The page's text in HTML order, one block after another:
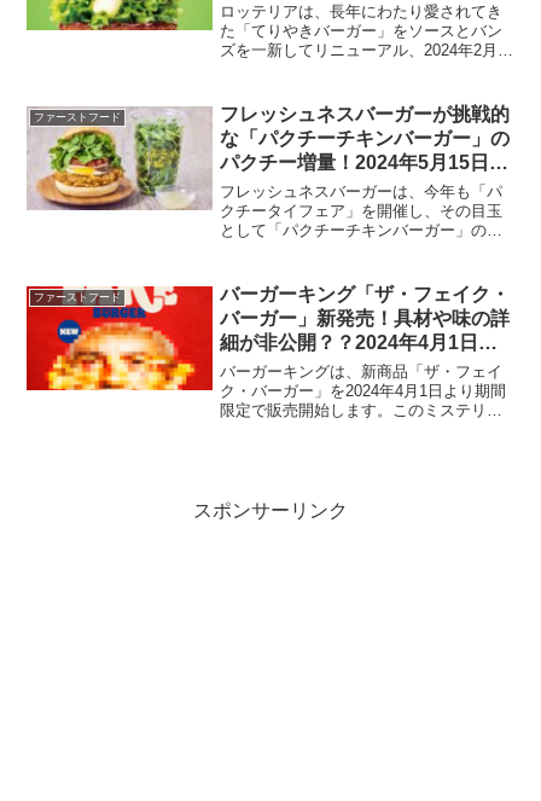
ロッテリアは、長年にわたり愛されてき
た「てりやきバーガー」をソースとバン
ズを一新してリニューアル、2024年2月
るよう、味わい深いソースと食感にこだ
わったバンズで新たな...
ファーストフード
フレッシュネスバーガーが挑戦的
な「パクチーチキンバーガー」の
パクチー増量！2024年5月15日か
ら6月4日まで販売
フレッシュネスバーガーは、今年も「パ
クチータイフェア」を開催し、その目玉
として「パクチーチキンバーガー」のパ
ー愛好家はもちろん、新しい味わいを求
める冒険好きな方々に...
ファーストフード
バーガーキング「ザ・フェイク・
バーガー」新発売！具材や味の詳
細が非公開？？2024年4月1日よ
り
バーガーキングは、新商品「ザ・フェイ
ク・バーガー」を2024年4月1日より期間
限定で販売開始します。このミステリア
スポンサーリンク